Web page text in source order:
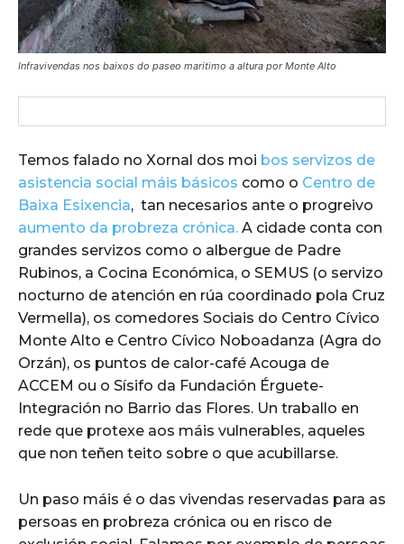
Infravivendas nos baixos do paseo maritimo a altura por Monte Alto
Temos falado no Xornal dos moi bos servizos de
asistencia social máis básicos como o Centro de
Baixa Esixencia, tan necesarios ante o progreivo
aumento da probreza crónica. A cidade conta con
grandes servizos como o albergue de Padre
Rubinos, a Cocina Económica, o SEMUS (o servizo
nocturno de atención en rúa coordinado pola Cruz
Vermella), os comedores Sociais do Centro Cívico
Monte Alto e Centro Cívico Noboadanza (Agra do
Orzán), os puntos de calor-café Acouga de
ACCEM ou o Sísifo da Fundación Érguete-
Integración no Barrio das Flores. Un traballo en
rede que protexe aos máis vulnerables, aqueles
que non teñen teito sobre o que acubillarse.
Un paso máis é o das vivendas reservadas para as
persoas en probreza crónica ou en risco de